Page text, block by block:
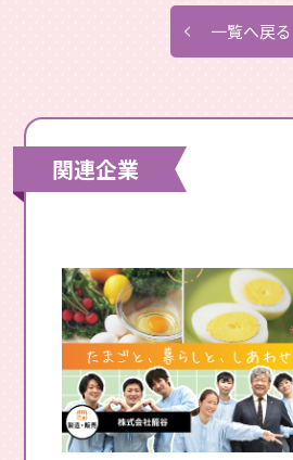
一覧へ戻る
関連企業